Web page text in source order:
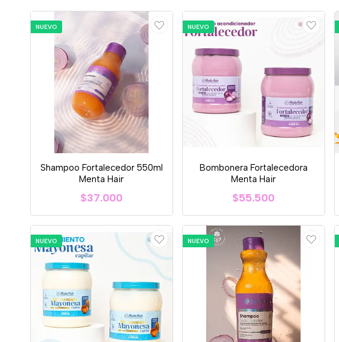
NUEVO
Shampoo Fortalecedor 550ml
Menta Hair
$37.000
NUEVO
Bombonera Fortalecedora
Menta Hair
$55.500
NUEVO NUEVO